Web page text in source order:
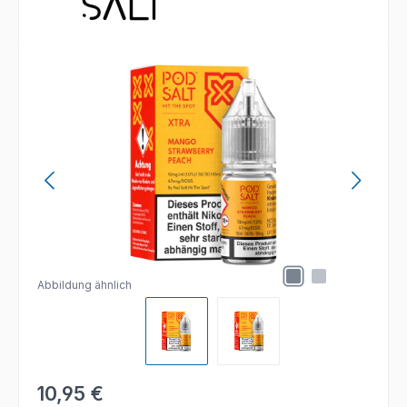
Bildergalerie überspringen
Abbildung ähnlich
Regulärer Preis:
10,95 €